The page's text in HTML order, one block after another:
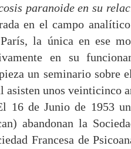
paranoide en su
en el campo
la única en ese
en su
un seminario sobre
asisten unos veinticinco
16 de Junio de 1953
abandonan la
Francesa de